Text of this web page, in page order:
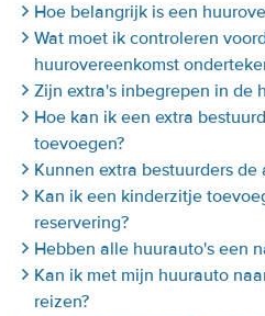
Hoe belangrijk is een
Wat moet ik controleren
huurovereenkomst
Zijn extra's inbegrepen in de
Hoe kan ik een extra
toevoegen?
Kunnen extra bestuurders de
Kan ik een kinderzitje
reservering?
Hebben alle huurauto's een
Kan ik met mijn huurauto
reizen?